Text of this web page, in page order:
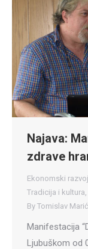
Najava:
zdrave
Ekonomski razvoj
Tradicija i kultura
By Tomislav Marić
Manifestacija
Ljubuškom od